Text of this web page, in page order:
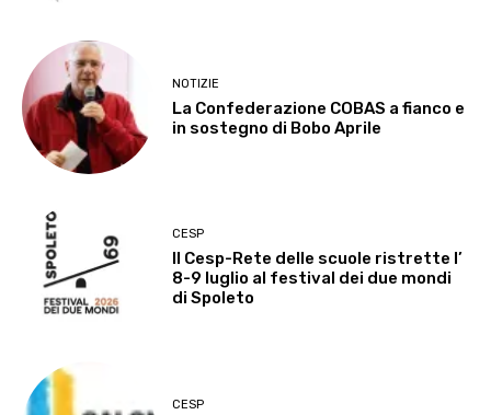
NOTIZIE
La Confederazione COBAS a fianco e
in sostegno di Bobo Aprile
CESP
Il Cesp-Rete delle scuole ristrette l’
8-9 luglio al festival dei due mondi
di Spoleto
CESP